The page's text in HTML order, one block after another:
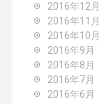
2016年12月
2016年11月
2016年10月
2016年9月
2016年8月
2016年7月
2016年6月